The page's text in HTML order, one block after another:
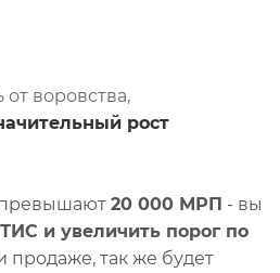
воровства,
рост
20 000 МРП - вы
ТИС и увеличить порог по
продаже, так же будет